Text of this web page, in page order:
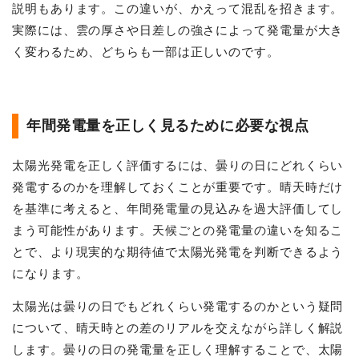
説明もあります。この違いが、かえって混乱を招きます。
実際には、雲の厚さや日差しの強さによって発電量が大き
く変わるため、どちらも一部は正しいのです。
年間発電量を正しく見るために必要な視点
太陽光発電を正しく評価するには、曇りの日にどれくらい
発電するのかを理解しておくことが重要です。晴天時だけ
を基準に考えると、年間発電量の見込みを過大評価してし
まう可能性があります。天候ごとの発電量の違いを知るこ
とで、より現実的な期待値で太陽光発電を判断できるよう
になります。
太陽光は曇りの日でもどれくらい発電するのかという疑問
について、晴天時との差のリアルを交えながら詳しく解説
します。曇りの日の発電量を正しく理解することで、太陽